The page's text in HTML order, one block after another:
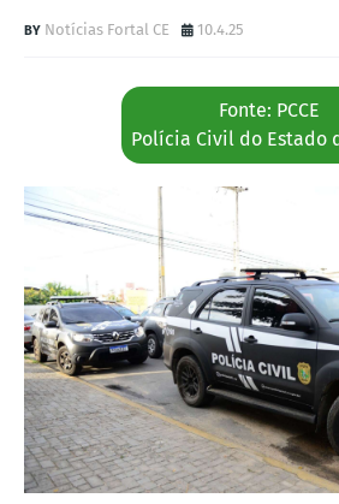
Notícias Fortal CE 10.4.25
Fonte: PCCE
Polícia Civil do Estado